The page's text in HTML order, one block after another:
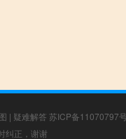
| 疑难解答 苏ICP备11070797号
纠正，谢谢